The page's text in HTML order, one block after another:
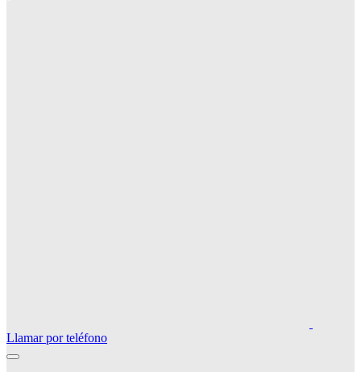
Llamar por teléfono